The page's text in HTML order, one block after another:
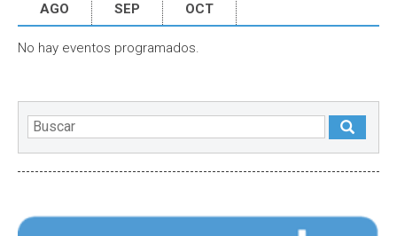
AGO SEP OCT
No hay eventos programados.